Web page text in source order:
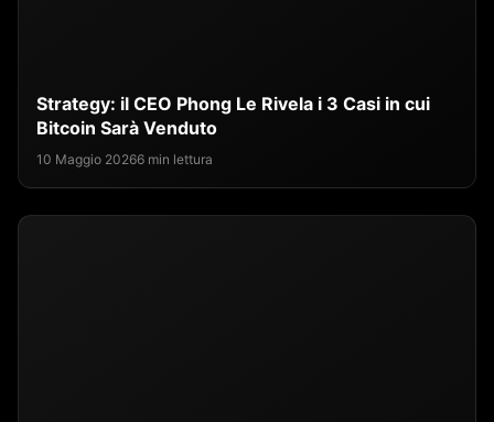
Strategy: il CEO Phong Le Rivela i 3 Casi in cui
Bitcoin Sarà Venduto
10 Maggio 20266 min lettura